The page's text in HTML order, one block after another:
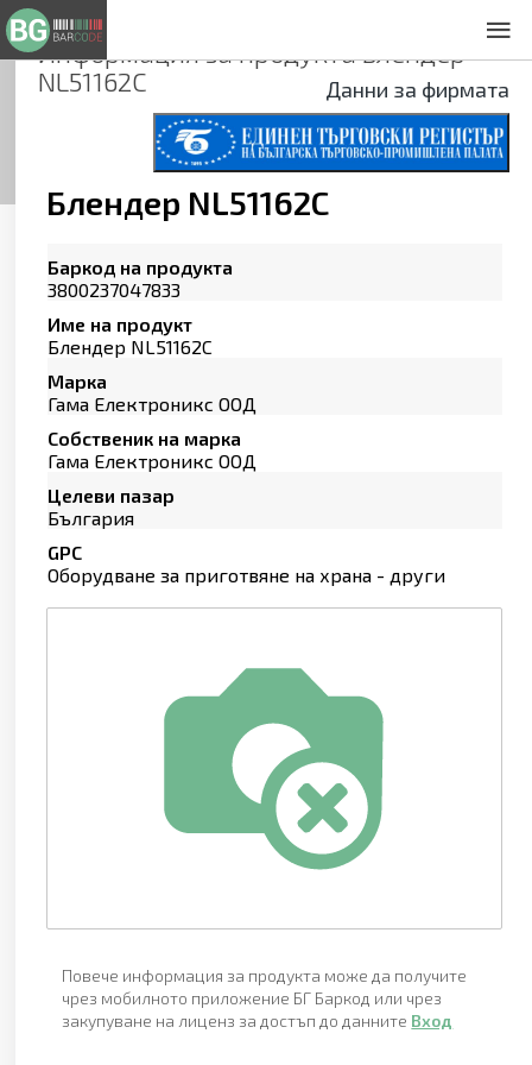
Информация за продуктаБлендер
NL51162C
Данни за фирмата
Блендер NL51162C
Баркод на продукта
3800237047833
Име на продукт
Блендер NL51162C
Марка
Гама Електроникс ООД
Собственик на марка
Гама Електроникс ООД
Целеви пазар
България
GPC
Оборудване за приготвяне на храна - други
Повече информация за продукта може да получите
чрез мобилното приложение БГ Баркод или чрез
закупуване на лиценз за достъп до данните Вход
Декларация за проверителност
Заснемане на продукти